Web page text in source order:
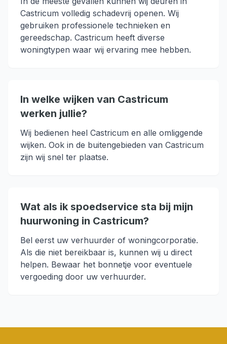
Castricum volledig schadevrij openen. Wij
gebruiken professionele technieken en
gereedschap. Castricum heeft diverse
woningtypen waar wij ervaring mee hebben.
In welke wijken van Castricum
werken jullie?
Wij bedienen heel Castricum en alle omliggende
wijken. Ook in de buitengebieden van Castricum
zijn wij snel ter plaatse.
Wat als ik spoedservice sta bij mijn
huurwoning in Castricum?
Bel eerst uw verhuurder of woningcorporatie.
Als die niet bereikbaar is, kunnen wij u direct
helpen. Bewaar het bonnetje voor eventuele
vergoeding door uw verhuurder.